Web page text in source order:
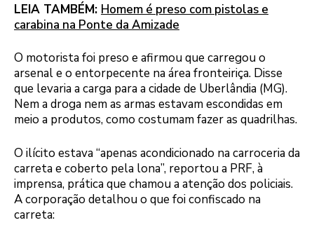
LEIA TAMBÉM: Homem é preso com pistolas e
carabina na Ponte da Amizade
O motorista foi preso e afirmou que carregou o
arsenal e o entorpecente na área fronteiriça. Disse
que levaria a carga para a cidade de Uberlândia (MG).
Nem a droga nem as armas estavam escondidas em
meio a produtos, como costumam fazer as quadrilhas.
O ilícito estava “apenas acondicionado na carroceria da
carreta e coberto pela lona”, reportou a PRF, à
imprensa, prática que chamou a atenção dos policiais.
A corporação detalhou o que foi confiscado na
carreta: